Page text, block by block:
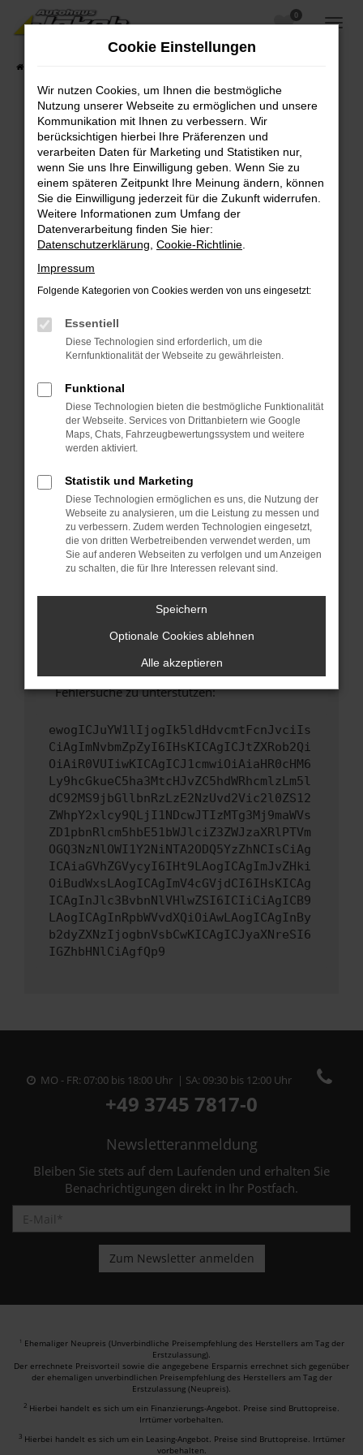
Zum
Hauptinhalt
0
Fehler: Network Error
Beim Laden ist ein Fehler aufgetreten.
Hier sind ein paar Tipps, die dir helfen können:
Überprüfe deine Firewall und deine
Internetverbindung.
Laden andere Webseiten, zum Beispiel deine
Suchmaschine?
Prüfe deine Browsererweiterungen.
Manche Erweiterungen, wie Werbeblocker,
können das Laden bestimmter Seiten
verhindern. Funktioniert die Seite in einem
Fenster?
Starte dein Gerät neu.
Das kann manchmal helfen, vorübergehende
Probleme zu beheben.
Betriebssystem auf dem neuesten Stand
sind.
Veraltete Software birgt nicht nur ein
Sicherheitsrisiko, sondern kann auch dazu
führen, dass bestimmte Funktionen nicht mehr
unterstützt werden.
Wende dich an den Webseitenbetreiber.
Wenn du alle oben genannten Schritte versucht
hast, kontaktiere uns bitte. Wir werden
versuchen, das Problem zu beheben. Du kannst
uns diesen Text schicken, um uns bei der
Fehlersuche zu unterstützen:
ewogICJuYW1lIjogIk5ldHdvcmtFcnJvciIs
CiAgImNvbmZpZyI6IHsKICAgICJtZXRob2Qi
OiAiR0VUIiwKICAgICJ1cmwiOiAiaHR0cHM6
Ly9hcGkueC5ha3MtcHJvZC5hdWRhcmlzLm5l
dC92MS9jbGllbnRzLzE2NzUvd2Vic2l0ZS12
ZWhpY2xlcy9QLjI1NDcwJTIzMTg3Mj9maWVs
ZD1pbnRlcm5hbE51bWJlciZ3ZWJzaXRlPTVm
OGQ3NzNlOWI1Y2NiNTA2ODQ5YzZhNCIsCiAg
ICAiaGVhZGVycyI6IHt9LAogICAgImJvZHki
OiBudWxsLAogICAgImV4cGVjdCI6IHsKICAg
ICAgInJlc3BvbnNlVHlwZSI6ICIiCiAgICB9
LAogICAgInRpbWVvdXQiOiAwLAogICAgInBy
b2dyZXNzIjogbnVsbCwKICAgICJyaXNreSI6
IGZhbHNlCiAgfQp9
MO - FR: 07:00 bis 18:00 Uhr | SA: 09:30 bis 12:00 Uhr
+49 3745 7817-0
Newsletteranmeldung
Bleiben Sie stets auf dem Laufenden und erhalten Sie
Benachrichtigungen direkt in Ihr Postfach.
1 Ehemaliger Neupreis (Unverbindliche Preisempfehlung des Herstellers am Tag der
Erstzulassung).
Der errechnete Preisvorteil sowie die angegebene Ersparnis errechnet sich gegenüber
der ehemaligen unverbindlichen Preisempfehlung des Herstellers am Tag der
Erstzulassung (Neupreis).
2 Hierbei handelt es sich um ein Finanzierungs-Angebot. Preise sind Bruttopreise.
Irrtümer vorbehalten.
3 Hierbei handelt es sich um ein Leasing-Angebot. Preise sind Bruttopreise. Irrtümer
vorbehalten.
Cookie Einstellungen
Wir nutzen Cookies, um Ihnen die bestmögliche
Nutzung unserer Webseite zu ermöglichen und unsere
Kommunikation mit Ihnen zu verbessern. Wir
berücksichtigen hierbei Ihre Präferenzen und
verarbeiten Daten für Marketing und Statistiken nur,
wenn Sie uns Ihre Einwilligung geben. Wenn Sie zu
einem späteren Zeitpunkt Ihre Meinung ändern, können
Sie die Einwilligung jederzeit für die Zukunft widerrufen.
Weitere Informationen zum Umfang der
Datenverarbeitung finden Sie hier:
Datenschutzerklärung Cookie-Richtlinie
Impressum
Folgende Kategorien von Cookies werden von uns eingesetzt:
Essentiell
Diese Technologien sind erforderlich, um die
Kernfunktionalität der Webseite zu gewährleisten.
Funktional
Diese Technologien bieten die bestmögliche Funktionalität
der Webseite. Services von Drittanbietern wie Google
Maps, Chats, Fahrzeugbewertungssystem und weitere
werden aktiviert.
Statistik und Marketing
Diese Technologien ermöglichen es uns, die Nutzung der
Webseite zu analysieren, um die Leistung zu messen und
zu verbessern. Zudem werden Technologien eingesetzt,
die von dritten Werbetreibenden verwendet werden, um
Sie auf anderen Webseiten zu verfolgen und um Anzeigen
zu schalten, die für Ihre Interessen relevant sind.
Speichern
Optionale Cookies ablehnen
Alle akzeptieren